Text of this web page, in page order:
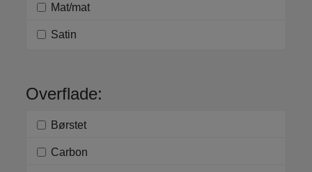
Mat/mat
Satin
Overflade:
Børstet
Carbon